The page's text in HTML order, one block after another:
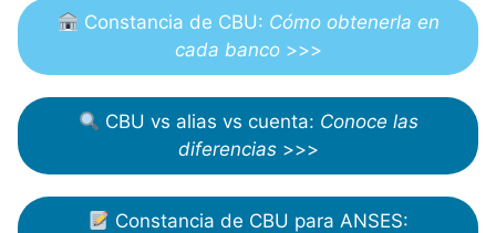
Constancia de CBU: Cómo obtenerla en
cada banco>>>
CBU vs alias vs cuenta: Conoce las
diferencias>>>
Constancia de CBU para ANSES: